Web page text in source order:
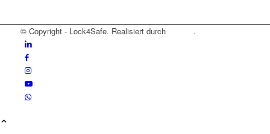
© Copyright - Lock4Safe. Realisiert durch .